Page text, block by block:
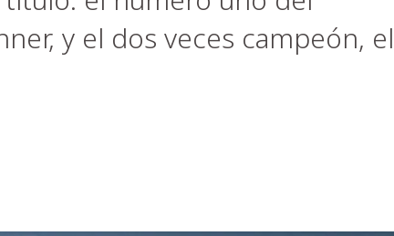
y el dos veces campeón, el